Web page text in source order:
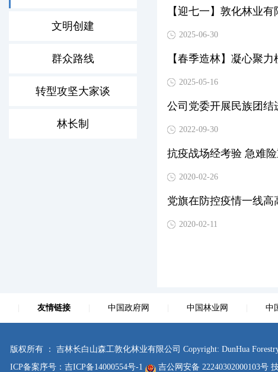
文明创建
群众路线
转型攻坚大家谈
林长制
【迎七一】敦化林业
2025-06-30
【春季造林】凝心聚
2025-05-16
公司党委开展民族团结
2022-09-30
抗疫战场经考验 急难
2020-02-26
党旗在防控疫情一线
2020-02-11
友情链接 中国政府网 中国林业网 中
版权所有 ： 吉林长白山森工敦化林业有限公司 Copyright: DunHua
ICP备案序号： 吉ICP备14000554号-1 吉公网安备 22240302000103号